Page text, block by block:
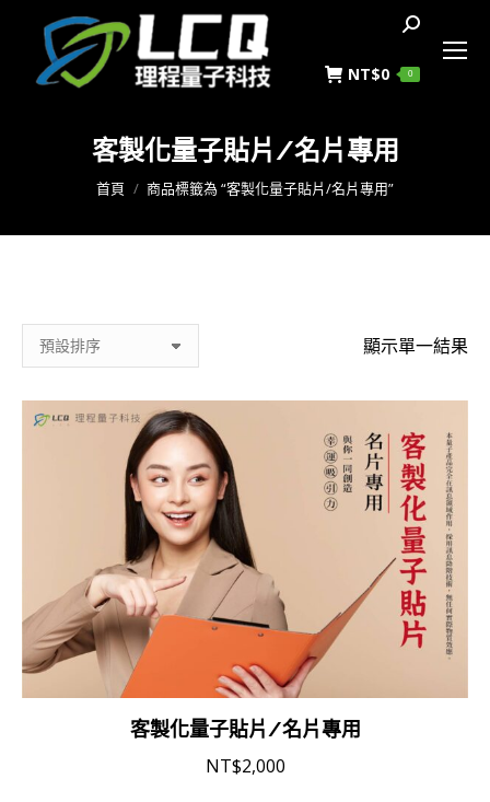
搜
NT$0 0
客製化量子貼片/名片專用
您在這裡：
首頁 商品標籤為 “客製化量子貼片/名片專用”
顯示單一結果
客製化量子貼片/名片專用
NT$2,000